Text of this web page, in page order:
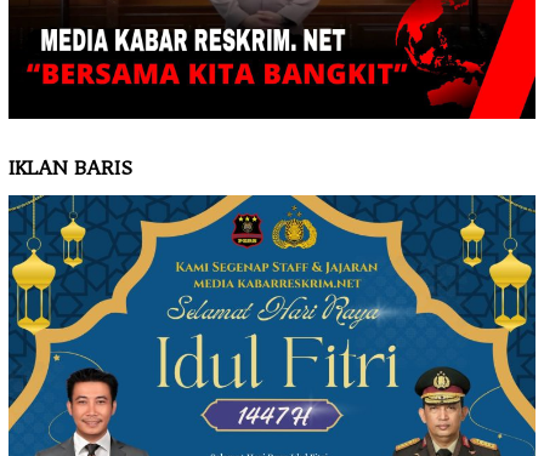
IKLAN BARIS